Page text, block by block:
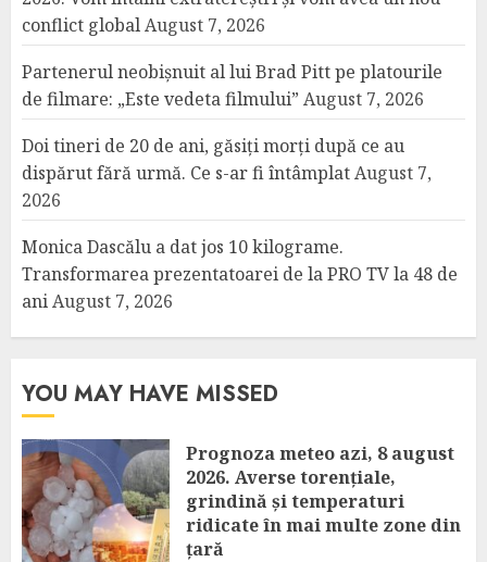
conflict globalAugust 7, 2026
Partenerul neobișnuit al lui Brad Pitt pe platourile
de filmare: „Este vedeta filmului” August 7, 2026
Doi tineri de 20 de ani, găsiți morți după ce au
dispărut fără urmă. Ce s-ar fi întâmplatAugust 7,
2026
Monica Dascălu a dat jos 10 kilograme.
Transformarea prezentatoarei de la PRO TV la 48 de
aniAugust 7, 2026
YOU MAY HAVE MISSED
Prognoza meteo azi, 8 august
2026. Averse torențiale,
grindină și temperaturi
ridicate în mai multe zone din
țară